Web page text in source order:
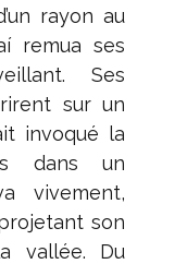
rayon au
remua ses
Ses
sur un
invoqué la
dans un
vivement,
son
vallée. Du